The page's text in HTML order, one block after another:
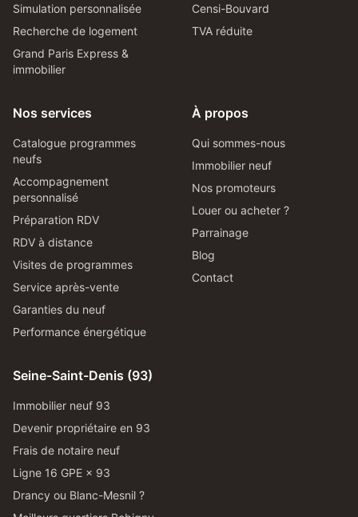
Simulation personnalisée
Recherche de logement
Grand Paris Express &
immobilier
Censi-Bouvard
TVA réduite
Nos services
Catalogue programmes
neufs
Accompagnement
personnalisé
Préparation RDV
RDV à distance
Visites de programmes
Service après-vente
Garanties du neuf
Performance énergétique
À propos
Qui sommes-nous
Immobilier neuf
Nos promoteurs
Louer ou acheter ?
Parrainage
Blog
Contact
Seine-Saint-Denis (93)
Immobilier neuf 93
Devenir propriétaire en 93
Frais de notaire neuf
Ligne 16 GPE × 93
Drancy ou Blanc-Mesnil ?